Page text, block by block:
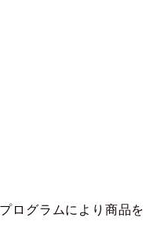
ログラムにより商品を